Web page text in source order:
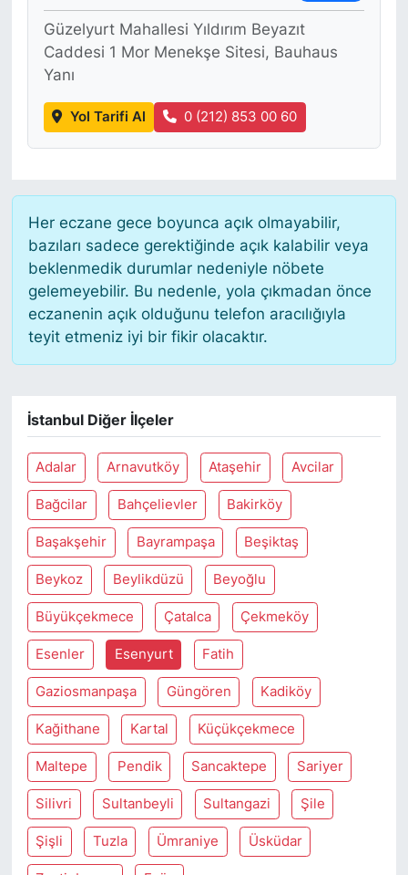
Güzelyurt Mahallesi Yıldırım Beyazıt
Caddesi 1 Mor Menekşe Sitesi, Bauhaus
Yanı
Yol Tarifi Al 0 (212) 853 00 60
Her eczane gece boyunca açık olmayabilir,
bazıları sadece gerektiğinde açık kalabilir veya
beklenmedik durumlar nedeniyle nöbete
gelemeyebilir. Bu nedenle, yola çıkmadan önce
eczanenin açık olduğunu telefon aracılığıyla
teyit etmeniz iyi bir fikir olacaktır.
İstanbul Diğer İlçeler
Adalar Arnavutköy Ataşehir Avcilar
Bağcilar Bahçelievler Bakirköy
Başakşehir Bayrampaşa Beşiktaş
Beykoz Beylikdüzü Beyoğlu
Büyükçekmece Çatalca Çekmeköy
Esenler Esenyurt Fatih
Gaziosmanpaşa Güngören Kadiköy
Kağithane Kartal Küçükçekmece
Maltepe Pendik Sancaktepe Sariyer
Silivri Sultanbeyli Sultangazi Şile
Şişli Tuzla Ümraniye Üsküdar